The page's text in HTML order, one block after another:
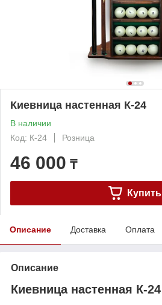
Киевница настенная К-24
В наличии
Код: К-24
Розница
46 000 ₸
Купить
Описание Доставка Оплата
Описание
Киевница настенная К-24